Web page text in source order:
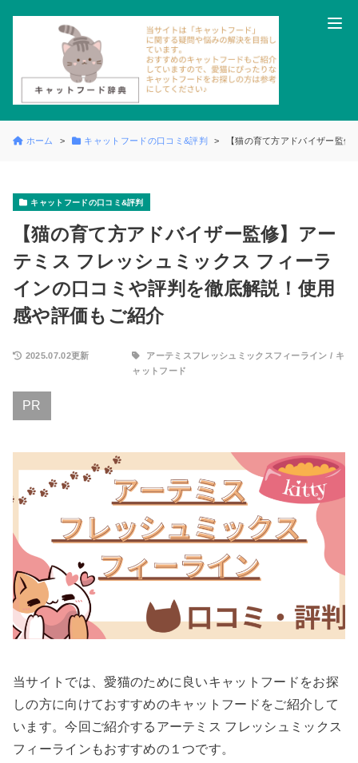
ホーム キャットフードの口コミ&評判 【猫の育て方アドバイザー監
キャットフードの口コミ&評判
【猫の育て方アドバイザー監修】アー
テミス フレッシュミックス フィーラ
インの口コミや評判を徹底解説！使用
感や評価もご紹介
2025.07.02更新 アーテミスフレッシュミックスフィーライン / キ
ャットフード
PR
当サイトでは、愛猫のために良いキャットフードをお探
しの方に向けておすすめのキャットフードをご紹介して
います。今回ご紹介するアーテミス フレッシュミックス
フィーラインもおすすめの１つです。